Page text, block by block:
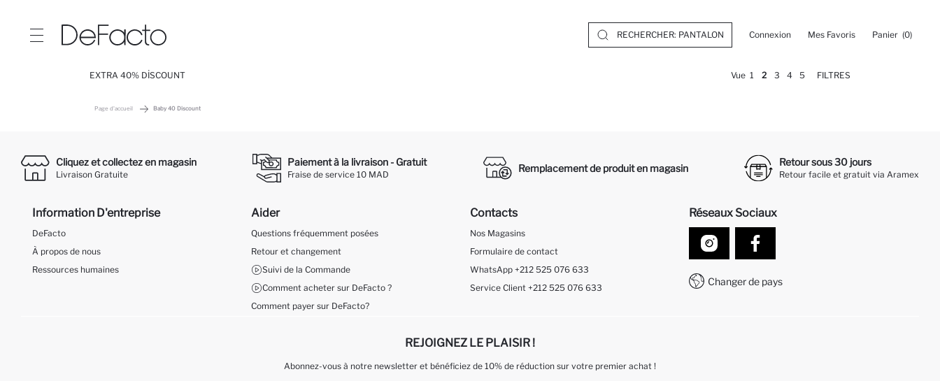
Connexion Mes Favoris Panier (0)
EXTRA 40% DİSCOUNT Vue 1 2 3 4 5 FILTRES
Page d'accueil Baby 40 Discount
Cliquez et collectez en magasin
Livraison Gratuite
Paiement à la livraison - Gratuit
Fraise de service 10 MAD
Remplacement de produit en magasin
Retour sous 30 jours
Retour facile et gratuit via Aramex
Information D'entreprise
DeFacto
À propos de nous
Ressources humaines
Aider
Questions fréquemment posées
Retour et changement
Suivi de la Commande
Comment acheter sur DeFacto ?
Comment payer sur DeFacto?
Contacts
Nos Magasins
Formulaire de contact
WhatsApp +212 525 076 633
Service Client +212 525 076 633
Réseaux Sociaux
Changer de pays
REJOIGNEZ LE PLAISIR !
Abonnez-vous à notre newsletter et bénéficiez de 10% de réduction sur votre premier achat !